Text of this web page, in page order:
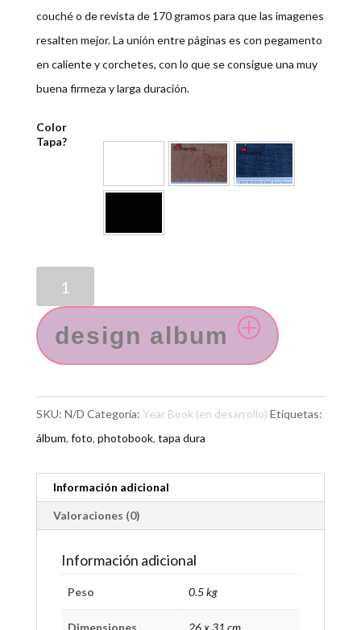
couché o de revista de 170 gramos para que las imagenes
resalten mejor. La unión entre páginas es con pegamento
en caliente y corchetes, con lo que se consigue una muy
buena firmeza y larga duración.
Color
Tapa?
design album
SKU: N/D Categoría: Year Book (en desarrollo) Etiquetas:
álbum, foto, photobook, tapa dura
Información adicional
Valoraciones (0)
Información adicional
Peso 0.5 kg
Dimensiones 26 x 31 cm